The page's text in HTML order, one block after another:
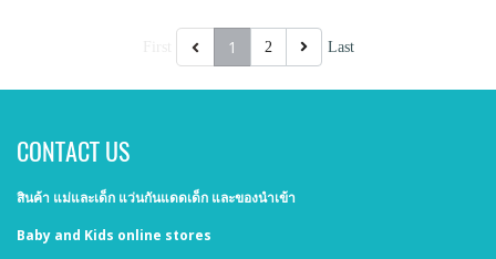
1 2 Last
CONTACT US
สินค้า แม่และเด็ก แว่นกันแดดเด็ก และของนำเข้า
Baby and Kids online stores